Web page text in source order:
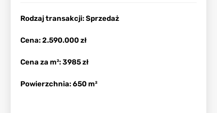
Rodzaj transakcji:Sprzedaż
Cena:2.590.000 zł
Cena za m²:3985 zł
Powierzchnia:650 m²